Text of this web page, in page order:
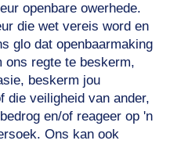
openbare owerhede.
die wet vereis word en
glo dat openbaarmaking
ons regte te beskerm,
beskerm jou
die veiligheid van ander,
en/of reageer op 'n
Ons kan ook